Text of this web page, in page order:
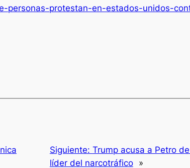
personas-protestan-en-estados-unidos-
Siguiente: Trump acusa a Petro
líder del narcotráfico
»